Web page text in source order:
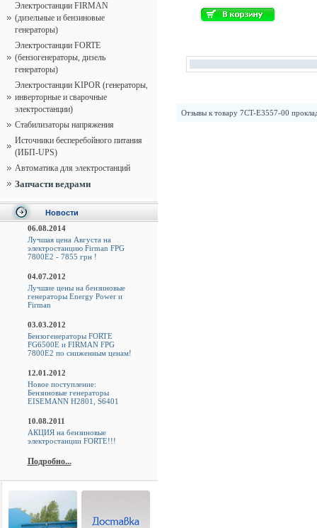
Электростанции FIRMAN
(дизельные и бензиновые
генераторы)
Электростанции FORTE
(бензогенераторы, дизель
генераторы)
Электростанции KIPOR (генераторы,
инверторные и сварочные
электростанции)
Стабилизаторы напряжения
Источники бесперебойного питания
(ИБП-UPS)
Автоматика для электростанций
Запчасти ведрами
Новости
06.08.2014
Лучшая цена Августа на
электростанцию Firman FPG
7800E2 - 7855 грн !
04.07.2012
Лучшие цены на бензиновые
генераторы Energy Power и
Firman
03.03.2012
Бензогенераторы FORTE
FG6500E и FIRMAN FPG
7800E2 по сниженным ценам!
12.01.2012
Новое поступление:
Бензиновые генераторы
EISEMANN H2801, S6401
10.08.2011
АКЦИЯ на бензиновые
электростанции FORTE!!!
Подробно...
Отзывы к товару 7CT-E3557-00